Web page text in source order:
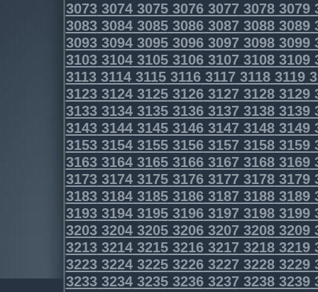
3073307430753076307730783079
3083308430853086308730883089
3093309430953096309730983099
3103310431053106310731083109
3113311431153116311731183119
3123312431253126312731283129
3133313431353136313731383139
3143314431453146314731483149
3153315431553156315731583159
3163316431653166316731683169
3173317431753176317731783179
3183318431853186318731883189
3193319431953196319731983199
3203320432053206320732083209
3213321432153216321732183219
3223322432253226322732283229
3233323432353236323732383239